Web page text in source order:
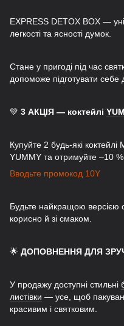
EXPRESS DETOX BOX —
легкості та ясності думок.
Стане у пригоді під час
допоможе підготувати себе
💚 3 АКЦІЯ — коктейлі
Купуйте 2 будь-які
YUMMY та отримуйте –10 %.
Вводьте промокод 10Y
Будьте найкращою версією
корисно й зі смаком.
🌟 ДОПОВНЕННЯ ДЛЯ
У продажу доступні стильні
листівки — усе, щоб
красивим і святковим.